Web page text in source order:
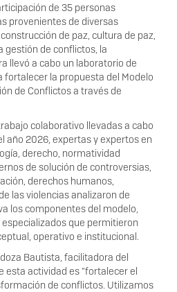
de 35 personas
provenientes de diversas
de paz, cultura de paz,
gestión de conflictos, la
llevó a cabo un laboratorio de
fortalecer la propuesta del Modelo
de Conflictos a través de
colaborativo llevadas a cabo
año 2026, expertas y expertos en
derecho, normatividad
de solución de controversias,
derechos humanos,
las violencias analizaron de
los componentes del modelo,
que permitieron
operativo e institucional.
Bautista, facilitadora del
esta actividad es “fortalecer el
de conflictos. Utilizamos